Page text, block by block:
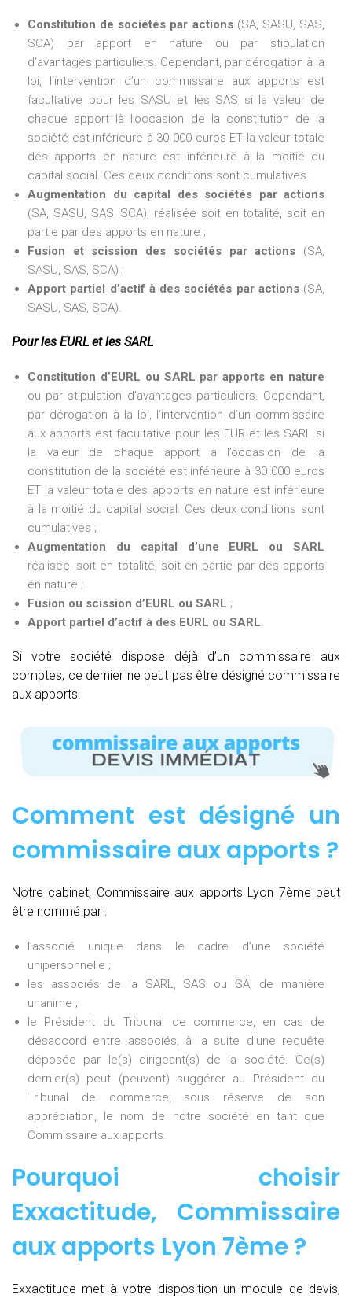
Constitution de sociétés par actions(SA, SASU, SAS,
SCA) par apport en nature ou par stipulation
d’avantages particuliers. Cependant, par dérogation à la
loi, l’intervention d’un commissaire aux apports est
facultative pour les SASU et les SAS si la valeur de
chaque apport là l’occasion de la constitution de la
société est inférieure à 30 000 euros ET la valeur totale
des apports en nature est inférieure à la moitié du
capital social. Ces deux conditions sont cumulatives.
Augmentation du capital des sociétés par actions
(SA, SASU, SAS, SCA), réalisée soit en totalité, soit en
partie par des apports en nature ;
Fusion et scission des sociétés par actions (SA,
SASU, SAS, SCA) ;
Apport partiel d’actif à des sociétés par actions(SA,
SASU, SAS, SCA).
Pour les EURL et les SARL
Constitution d’EURL ou SARL par apports en nature
ou par stipulation d’avantages particuliers. Cependant,
par dérogation à la loi, l’intervention d’un commissaire
aux apports est facultative pour les EUR et les SARL si
la valeur de chaque apport à l’occasion de la
constitution de la société est inférieure à 30 000 euros
ET la valeur totale des apports en nature est inférieure
à la moitié du capital social. Ces deux conditions sont
cumulatives ;
Augmentation du capital d’une EURL ou SARL
réalisée, soit en totalité, soit en partie par des apports
en nature ;
Fusion ou scission d’EURL ou SARL ;
Apport partiel d’actif à des EURL ou SARL.
Si votre société dispose déjà d’un commissaire aux
comptes, ce dernier ne peut pas être désigné commissaire
aux apports.
Comment est désigné un
commissaire aux apports ?
Notre cabinet, Commissaire aux apports Lyon 7ème peut
être nommé par :
l’associé unique dans le cadre d’une société
unipersonnelle ;
les associés de la SARL, SAS ou SA, de manière
unanime ;
le Président du Tribunal de commerce, en cas de
désaccord entre associés, à la suite d’une requête
déposée par le(s) dirigeant(s) de la société. Ce(s)
dernier(s) peut (peuvent) suggérer au Président du
Tribunal de commerce, sous réserve de son
appréciation, le nom de notre société en tant que
Commissaire aux apports.
Pourquoi choisir
Exxactitude, Commissaire
aux apports Lyon 7ème?
Exxactitude met à votre disposition un module de devis,